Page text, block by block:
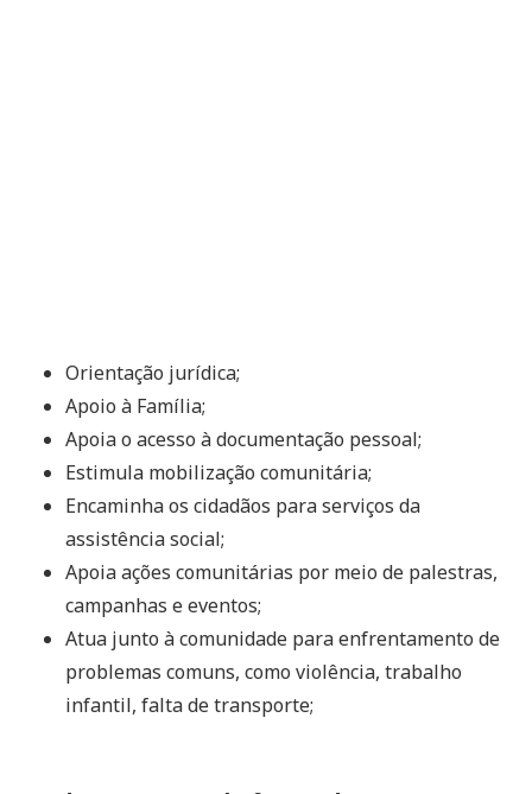
Orientação jurídica;
Apoio à Família;
Apoia o acesso à documentação pessoal;
Estimula mobilização comunitária;
Encaminha os cidadãos para serviços da
assistência social;
Apoia ações comunitárias por meio de palestras,
campanhas e eventos;
Atua junto à comunidade para enfrentamento de
problemas comuns, como violência, trabalho
infantil, falta de transporte;